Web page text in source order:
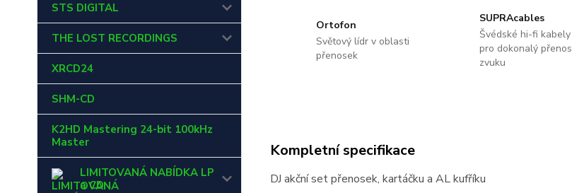
STS DIGITAL
THE LOST RECORDINGS
XRCD24
SHM-CD
K2HD Mastering 24-bit 100kHz
Master
LIMITOVANÁ NABÍDKA LP
a CD
Ortofon
Světový lídr v oblasti
přenosek
SUPRAcables
Švédské hi-fi kabely
pro dokonalý přenos
zvuku
Kompletní specifikace
DJ akční set přenosek, kartáčku a AL kufříku